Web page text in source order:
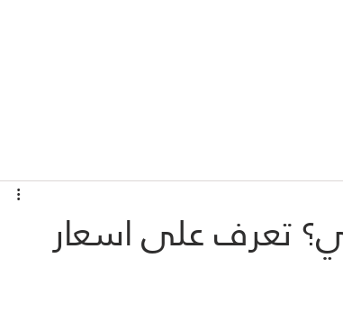
تعرف على اسعار